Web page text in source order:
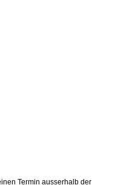
Termin ausserhalb der